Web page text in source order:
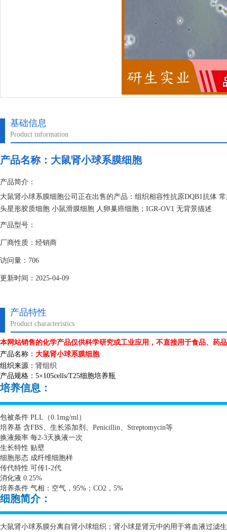
基础信息
Product information
产品名称： 大鼠肾小球系膜细胞
产品简介：
大鼠肾小球系膜细胞公司正在出售的产品：组织相容性抗原DQB1抗体
头星形胶质细胞 小鼠滑膜细胞 人卵巢癌细胞；IGR-OV1 无背景描述
产品型号：
厂商性质：经销商
访问量：706
更新时间：2025-04-09
产品特性
Product characteristics
本网站销售的化学产品仅供科学研究或工业应用，不直接用于食品、药
产品名称： 大鼠肾小球系膜细胞
组织来源： 肾组织
产品规格： 5×105cells/T25细胞培养瓶
培养信息：
包被条件 PLL （0.1mg/ml）
培养基 含FBS、生长添加剂、 Penicillin、 Streptomycin等
换液频率 每2-3天换液一次
生长特性 贴壁
细胞形态 成纤维细胞样
传代特性 可传1-2代
消化液 0.25%
培养条件 气相：空气， 95% ； CO2 ， 5%
细胞简介：
大鼠肾小球系膜分离自肾小球组织；肾小球是肾元中的用于将血液过滤